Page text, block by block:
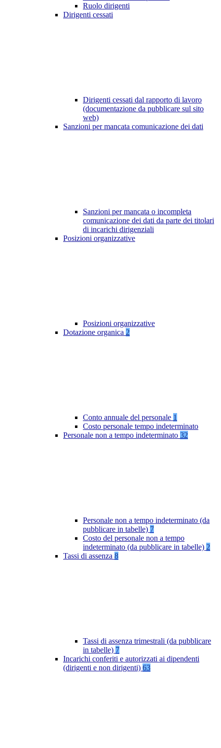
Ruolo dirigenti
Dirigenti cessati
Dirigenti cessati dal rapporto di lavoro
(documentazione da pubblicare sul sito
web)
Sanzioni per mancata comunicazione dei dati
Sanzioni per mancata o incompleta
comunicazione dei dati da parte dei titolari
di incarichi dirigenziali
Posizioni organizzative
Posizioni organizzative
Dotazione organica 2
Conto annuale del personale 1
Costo personale tempo indeterminato
Personale non a tempo indeterminato 32
Personale non a tempo indeterminato (da
pubblicare in tabelle) 7
Costo del personale non a tempo
indeterminato (da pubblicare in tabelle) 2
Tassi di assenza 8
Tassi di assenza trimestrali (da pubblicare
in tabelle) 7
Incarichi conferiti e autorizzati ai dipendenti
(dirigenti e non dirigenti) 63